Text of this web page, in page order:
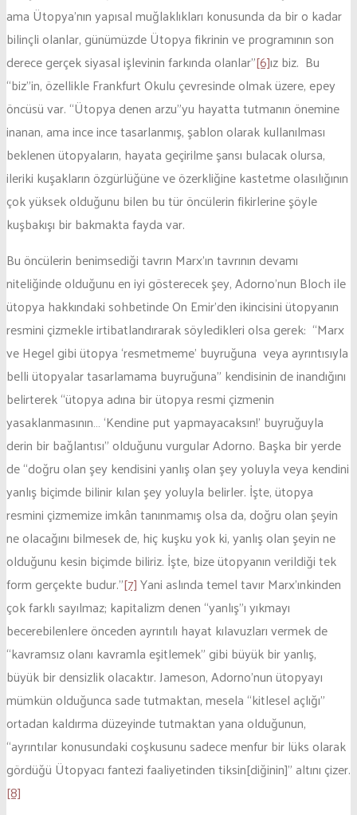
ama Ütopya’nın yapısal muğlaklıkları konusunda da bir o kadar
bilinçli olanlar, günümüzde Ütopya fikrinin ve programının son
derece gerçek siyasal işlevinin farkında olanlar”[6]ız biz. Bu
“biz”in, özellikle Frankfurt Okulu çevresinde olmak üzere, epey
öncüsü var. “Ütopya denen arzu”yu hayatta tutmanın önemine
inanan, ama ince ince tasarlanmış, şablon olarak kullanılması
beklenen ütopyaların, hayata geçirilme şansı bulacak olursa,
ileriki kuşakların özgürlüğüne ve özerkliğine kastetme olasılığının
çok yüksek olduğunu bilen bu tür öncülerin fikirlerine şöyle
kuşbakışı bir bakmakta fayda var.
Bu öncülerin benimsediği tavrın Marx’ın tavrının devamı
niteliğinde olduğunu en iyi gösterecek şey, Adorno’nun Bloch ile
ütopya hakkındaki sohbetinde On Emir’den ikincisini ütopyanın
resmini çizmekle irtibatlandırarak söyledikleri olsa gerek: “Marx
ve Hegel gibi ütopya ‘resmetmeme’ buyruğuna veya ayrıntısıyla
belli ütopyalar tasarlamama buyruğuna” kendisinin de inandığını
belirterek “ütopya adına bir ütopya resmi çizmenin
yasaklanmasının… ‘Kendine put yapmayacaksın!’ buyruğuyla
derin bir bağlantısı” olduğunu vurgular Adorno. Başka bir yerde
de “doğru olan şey kendisini yanlış olan şey yoluyla veya kendini
yanlış biçimde bilinir kılan şey yoluyla belirler. İşte, ütopya
resmini çizmemize imkân tanınmamış olsa da, doğru olan şeyin
ne olacağını bilmesek de, hiç kuşku yok ki, yanlış olan şeyin ne
olduğunu kesin biçimde biliriz. İşte, bize ütopyanın verildiği tek
form gerçekte budur.”[7]Yani aslında temel tavır Marx’ınkinden
çok farklı sayılmaz; kapitalizm denen “yanlış”ı yıkmayı
becerebilenlere önceden ayrıntılı hayat kılavuzları vermek de
“kavramsız olanı kavramla eşitlemek” gibi büyük bir yanlış,
büyük bir densizlik olacaktır. Jameson, Adorno’nun ütopyayı
mümkün olduğunca sade tutmaktan, mesela “kitlesel açlığı”
ortadan kaldırma düzeyinde tutmaktan yana olduğunun,
“ayrıntılar konusundaki coşkusunu sadece menfur bir lüks olarak
gördüğü Ütopyacı fantezi faaliyetinden tiksin[diğinin]” altını çizer.
[8]